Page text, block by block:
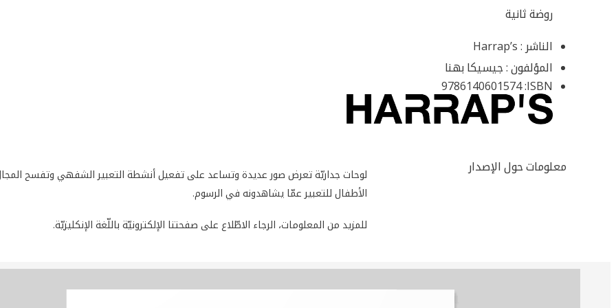
روضة ثانية
الناشر : Harrap’s
المؤلفون : جيسيكا بهنا
ISBN:
9786140601574
معلومات حول الإصدار
لوحات جداريّة تعرض صور عديدة وتساعد على تفعيل أنشطة التعبير الشفهي وتفسح
الأطفال للتعبير عمّا يشاهدونه في الرسوم.
للمزيد من المعلومات، الرجاء الاطّلاع على صفحتنا الإلكترونيّة باللّغة الإنكليزيّة.